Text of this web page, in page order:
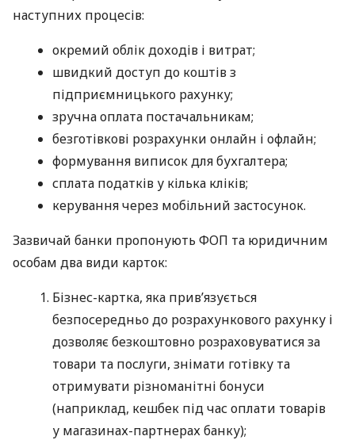
наступних процесів:
окремий облік доходів і витрат;
швидкий доступ до коштів з
підприємницького рахунку;
зручна оплата постачальникам;
безготівкові розрахунки онлайн і офлайн;
формування виписок для бухгалтера;
сплата податків у кілька кліків;
керування через мобільний застосунок.
Зазвичай банки пропонують ФОП та юридичним
особам два види карток:
Бізнес-картка, яка прив’язується
безпосередньо до розрахункового рахунку і
дозволяє безкоштовно розраховуватися за
товари та послуги, знімати готівку та
отримувати різноманітні бонуси
(наприклад, кешбек під час оплати товарів
у магазинах-партнерах банку);